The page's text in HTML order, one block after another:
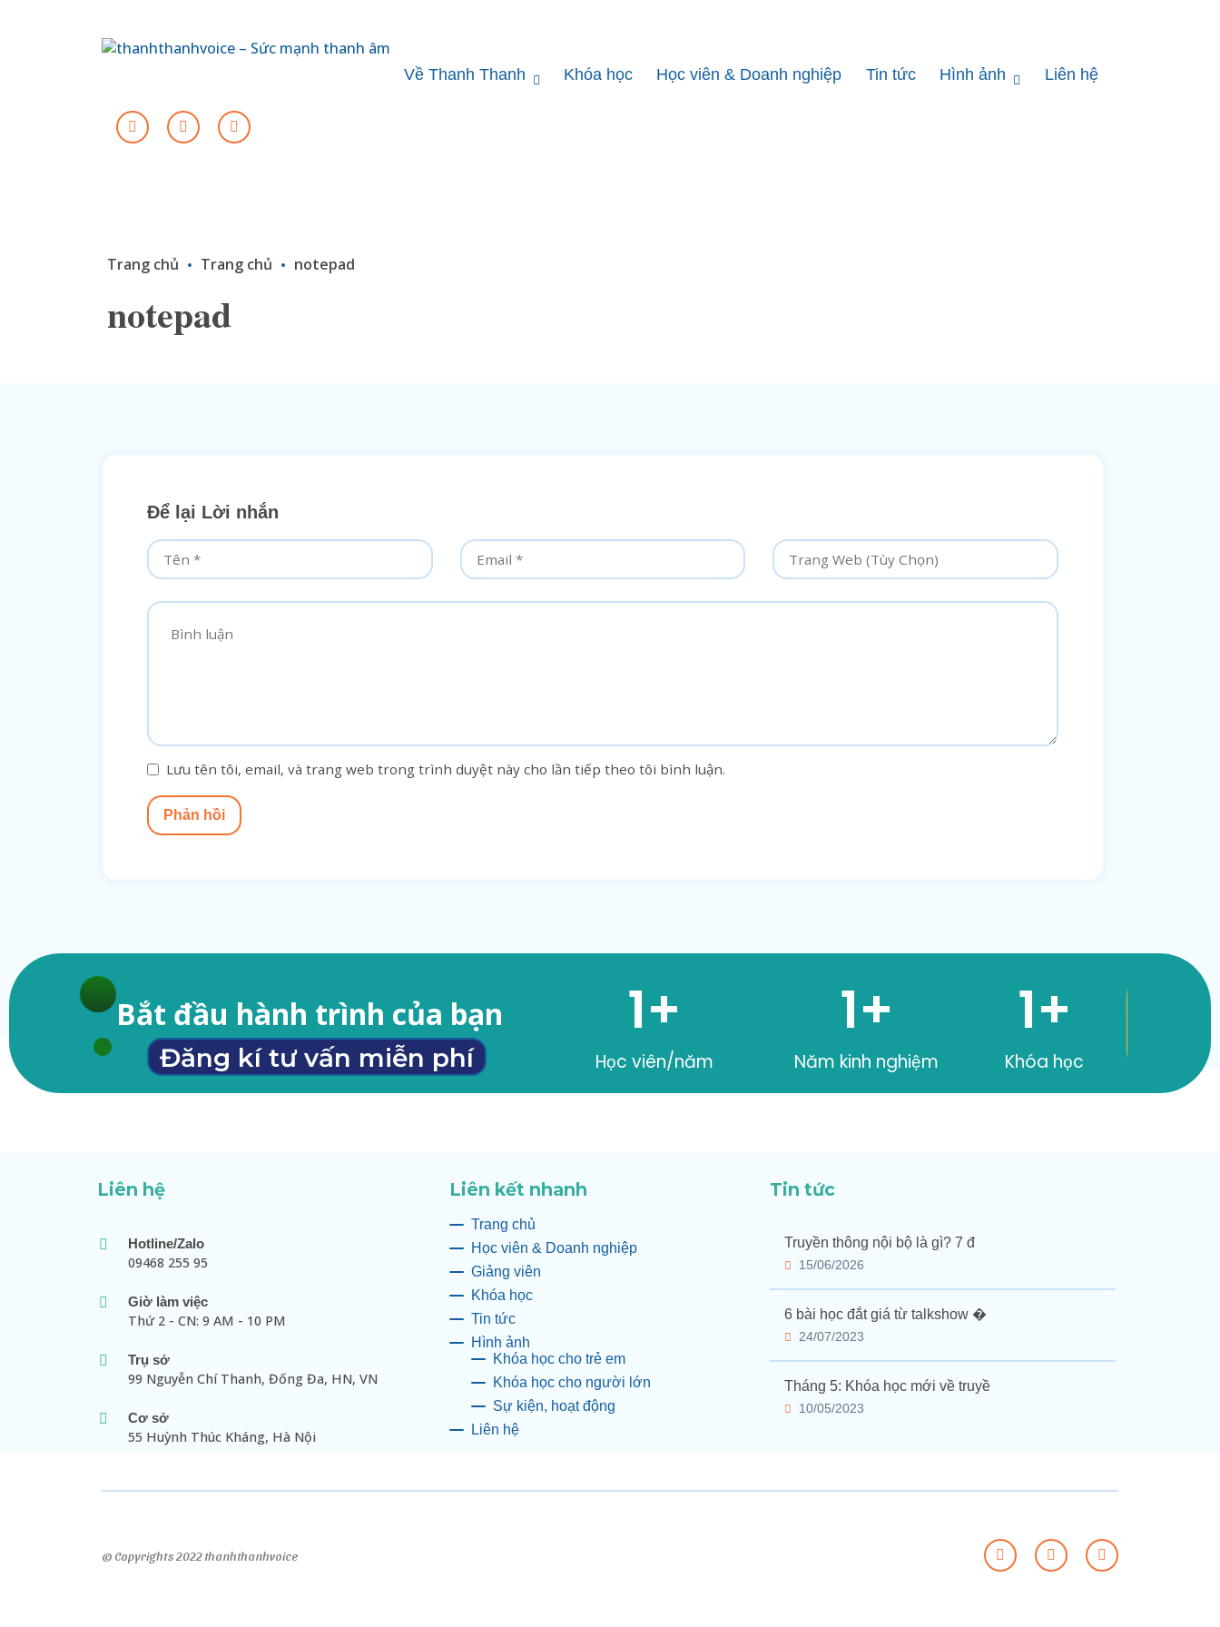
Về Thanh Thanh Khóa học Học viên & Doanh nghiệp Tin tức Hình ảnh Liên hệ
Trang chủ Trang chủ notepad
notepad
Để lại Lời nhắn
Lưu tên tôi, email, và trang web trong trình duyệt này cho lần tiếp theo tôi bình luận.
Phản hồi
Bắt đầu hành trình của bạn
Đăng kí tư vấn miễn phí
1+
Học viên/năm
1+
Năm kinh nghiệm
1+
Khóa học
Liên hệ
Hotline/Zalo
09468 255 95
Giờ làm việc
Thứ 2 - CN: 9 AM - 10 PM
Trụ sở
99 Nguyễn Chí Thanh, Đống Đa, HN, VN
Cơ sở
55 Huỳnh Thúc Kháng, Hà Nội
Liên kết nhanh
Trang chủ
Học viên & Doanh nghiệp
Giảng viên
Khóa học
Tin tức
Hình ảnh
Khóa học cho trẻ em
Khóa học cho người lớn
Sự kiện, hoạt động
Liên hệ
Tin tức
Truyền thông nội bộ là gì? 7 đ
15/06/2026
6 bài học đắt giá từ talkshow �
24/07/2023
Tháng 5: Khóa học mới về truyề
10/05/2023
© Copyrights 2022 thanhthanhvoice